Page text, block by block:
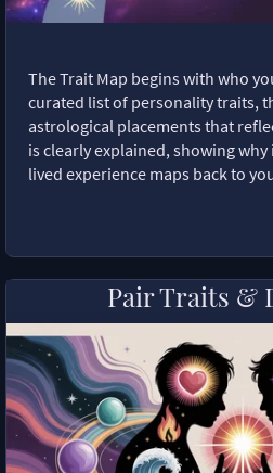
The Trait Map begins with who
curated list of personality traits,
astrological placements that
is clearly explained, showing
lived experience maps back to
Pair Traits &